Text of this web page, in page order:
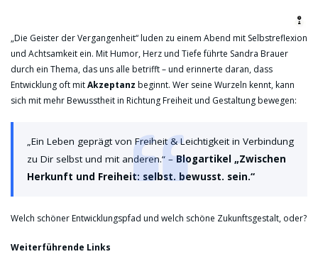
„Die Geister der Vergangenheit“ luden zu einem Abend mit Selbstreflexion
und Achtsamkeit ein. Mit Humor, Herz und Tiefe führte Sandra Brauer
durch ein Thema, das uns alle betrifft – und erinnerte daran, dass
Entwicklung oft mitAkzeptanz beginnt. Wer seine Wurzeln kennt, kann
sich mit mehr Bewusstheit in Richtung Freiheit und Gestaltung bewegen:
„Ein Leben geprägt von Freiheit & Leichtigkeit in Verbindung
zu Dir selbst und mit anderen.“ –Blogartikel „Zwischen
Herkunft und Freiheit: selbst. bewusst. sein.“
Welch schöner Entwicklungspfad und welch schöne Zukunftsgestalt, oder?
Weiterführende Links